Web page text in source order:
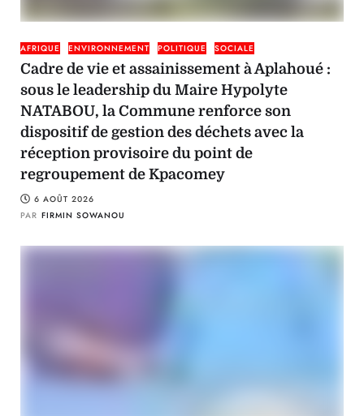
AFRIQUE ENVIRONNEMENT POLITIQUE SOCIALE
Cadre de vie et assainissement à Aplahoué :
sous le leadership du Maire Hypolyte
NATABOU, la Commune renforce son
dispositif de gestion des déchets avec la
réception provisoire du point de
regroupement de Kpacomey
6 AOÛT 2026
PAR FIRMIN SOWANOU